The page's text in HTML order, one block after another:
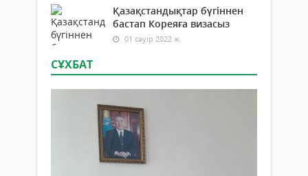
Қазақстандықтар бүгіннен
бастап Кореяға визасыз
01 сәуір 2022 ж.
СҰХБАТ